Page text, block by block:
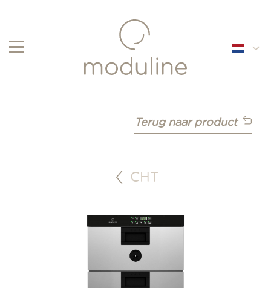
Nederlands
Terug naar product
CHT